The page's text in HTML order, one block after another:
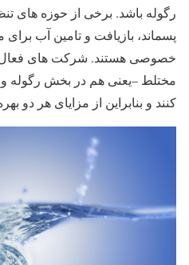
رگوله باشد. برخی از حوزه های
پسماند، بازیافت و تامین آب
خصوصی هستند. شرکت های فعال
مختلط –یعنی هم در بخش رگوله
کنند و بنابراین از مزایای هر دو